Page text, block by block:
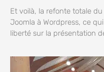
Et voilà, la refonte totale
Joomla à Wordpress, ce
liberté sur la présentation